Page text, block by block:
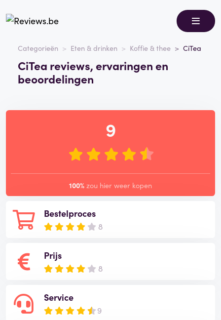
Categorieën Eten & drinken Koffie & thee CiTea
CiTea reviews, ervaringen en
beoordelingen
Bestelproces
8
Prijs
8
Service
9
9
100% zou hier weer kopen